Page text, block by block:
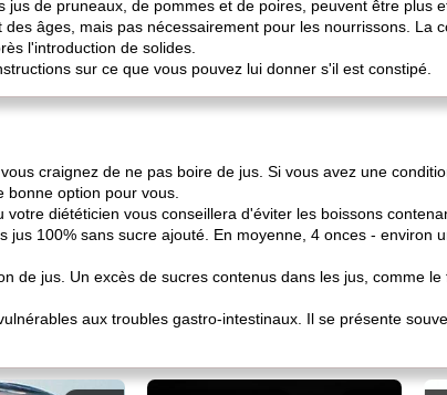
de pruneaux, de pommes et de poires, peuvent être plus
âges, mais pas nécessairement pour les nourrissons. La
l'introduction de solides.
sur ce que vous pouvez lui donner s'il est constipé.
craignez de ne pas boire de jus. Si vous avez une
option pour vous.
diététicien vous conseillera d'éviter les boissons
jus 100% sans sucre ajouté. En moyenne, 4 onces - environ
de jus. Un excès de sucres contenus dans les jus, comme
aux troubles gastro-intestinaux. Il se présente